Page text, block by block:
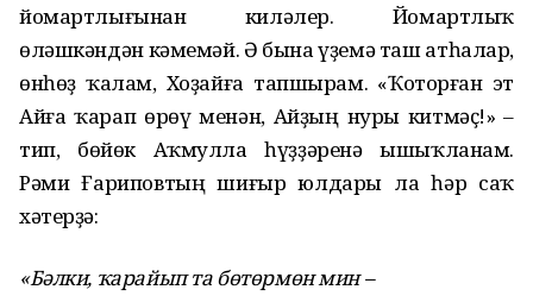
йомартлығынан киләлер. Йомартлыҡ
өләшкәндән кәмемәй. Ә бына үҙемә таш атһалар,
өнһөҙ ҡалам, Хоҙайға тапшырам. «Ҡоторған эт
Айға ҡарап өрөү менән, Айҙың нуры китмәҫ!» –
тип, бөйөк Аҡмулла һүҙҙәренә ышыҡланам.
Рәми Ғариповтың шиғыр юлдары ла һәр саҡ
хәтерҙә:
«Бәлки, ҡарайып та бөтөрмөн мин –